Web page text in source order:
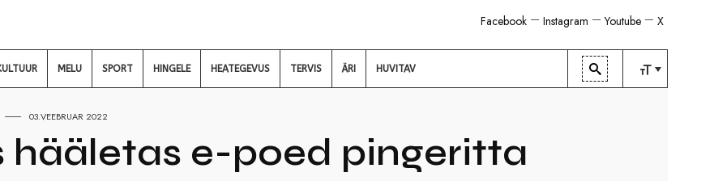
X
Youtube
Instagram
Facebook
MELU SPORT HINGELE HEATEGEVUS TERVIS ÄRI HUVITAV
03.VEEBRUAR 2022
hääletas e-poed pingeritta